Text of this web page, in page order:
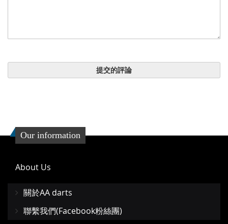
提交的評論
Our information
About Us
關於AA darts
聯繫我們(Facebook粉絲團)